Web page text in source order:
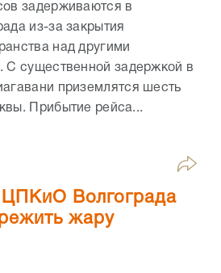
задерживаются в
из-за закрытия
над другими
С существенной задержкой в
приземлятся шесть
Прибытие рейса...
Волгограда
жару